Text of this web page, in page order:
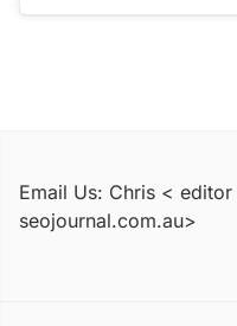
Email Us: Chris < editor
seojournal.com.au>